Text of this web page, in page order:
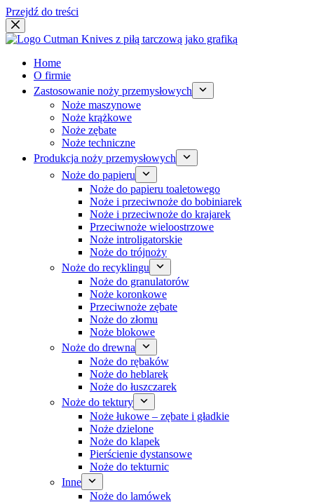
Przejdź do treści
Home
O firmie
Zastosowanie noży przemysłowych
Noże maszynowe
Noże krążkowe
Noże zębate
Noże techniczne
Produkcja noży przemysłowych
Noże do papieru
Noże do papieru toaletowego
Noże i przeciwnoże do bobiniarek
Noże i przeciwnoże do krajarek
Przeciwnoże wieloostrzowe
Noże introligatorskie
Noże do trójnoży
Noże do recyklingu
Noże do granulatorów
Noże koronkowe
Przeciwnoże zębate
Noże do złomu
Noże blokowe
Noże do drewna
Noże do rębaków
Noże do heblarek
Noże do łuszczarek
Noże do tektury
Noże łukowe – zębate i gładkie
Noże dzielone
Noże do klapek
Pierścienie dystansowe
Noże do tekturnic
Inne
Noże do lamówek